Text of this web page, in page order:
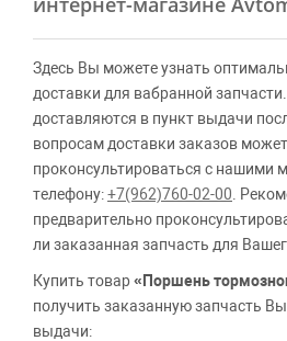
Здесь Вы можете узнать
доставки для вабранной
доставляются в пункт выдачи
вопросам доставки заказов
проконсультироваться с нашими
телефону:+7(962)760-02-00 .
предварительно
ли заказанная запчасть для
Купить товар«Поршень
получить заказанную запчасть
выдачи: